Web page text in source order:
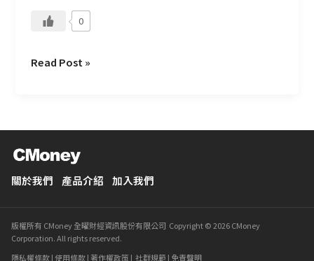
0
Read Post »
關於我們 產品介紹 加入我們
版權所有 CMoney 全曜財經資訊股份有限公司 Copyright © 2026 CMoney
Corporation. All rights reserved.
隱私權條款|使用條款| 著作權政策| 社群規範 | 免責聲明